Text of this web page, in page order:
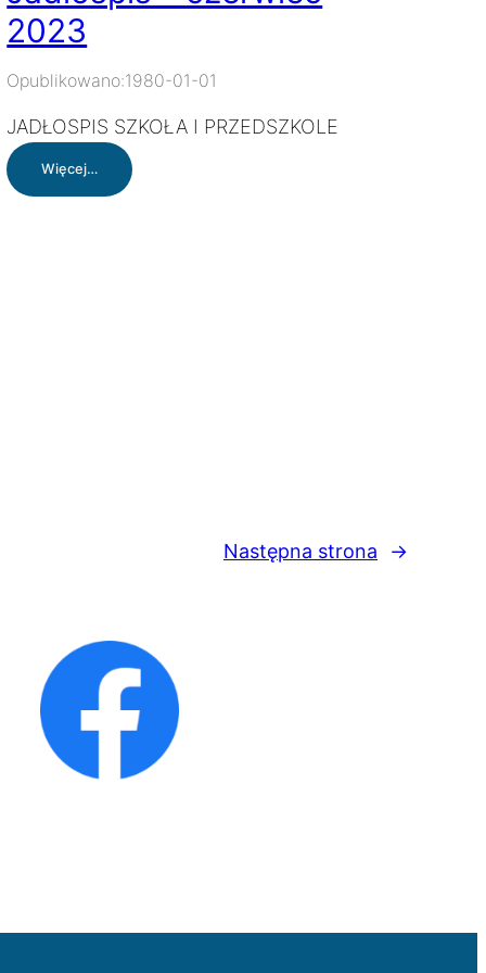
2023
Opublikowano:1980-01-01
JADŁOSPIS SZKOŁA I PRZEDSZKOLE
Więcej…:
Jadłospis
Następna strona →